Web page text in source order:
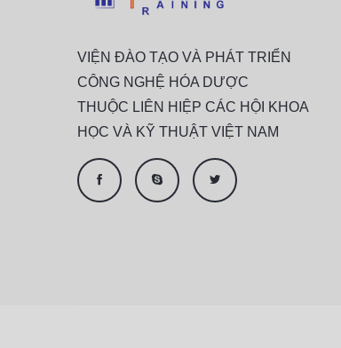
VIỆN ĐÀO TẠO VÀ PHÁT TRIỂN
CÔNG NGHỆ HÓA DƯỢC
THUỘC LIÊN HIỆP CÁC HỘI KHOA
HỌC VÀ KỸ THUẬT VIỆT NAM